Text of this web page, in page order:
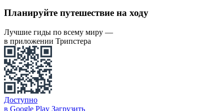
Планируйте путешествие на ходу
Лучшие гиды по всему миру —
в приложении Трипстера
Доступно
в Google Play Загрузить